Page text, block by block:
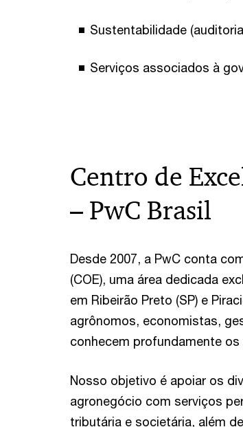
Sustentabilidade
Serviços associados à
Centro de
– PwC Brasil
Desde 2007, a PwC conta
(COE), uma área dedicada
em Ribeirão Preto (SP) e
agrônomos, economistas,
conhecem profundamente
Nosso objetivo é apoiar os
agronegócio com serviços
tributária e societária, além